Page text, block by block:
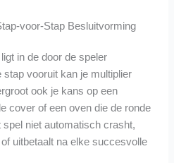
Besluitvorming
in de door de speler
vooruit kan je multiplier
ook je kans op een
cover of een oven die de ronde
niet automatisch crasht,
uitbetaalt na elke succesvolle